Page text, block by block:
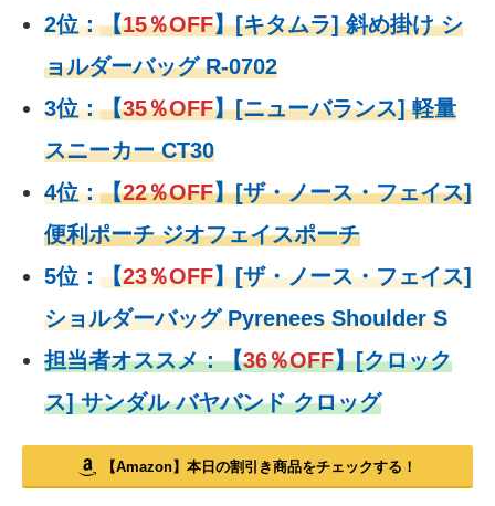
2位：【15％OFF】[キタムラ] 斜め掛け シ
ョルダーバッグ R-0702
3位：【35％OFF】[ニューバランス] 軽量
スニーカー CT30
4位：【22％OFF】[ザ・ノース・フェイス]
便利ポーチ ジオフェイスポーチ
5位： 【23％OFF】[ザ・ノース・フェイス]
ショルダーバッグ Pyrenees Shoulder S
担当者オススメ：【36％OFF】[クロック
ス] サンダル バヤバンド クロッグ
【Amazon】本日の割引き商品をチェックする！